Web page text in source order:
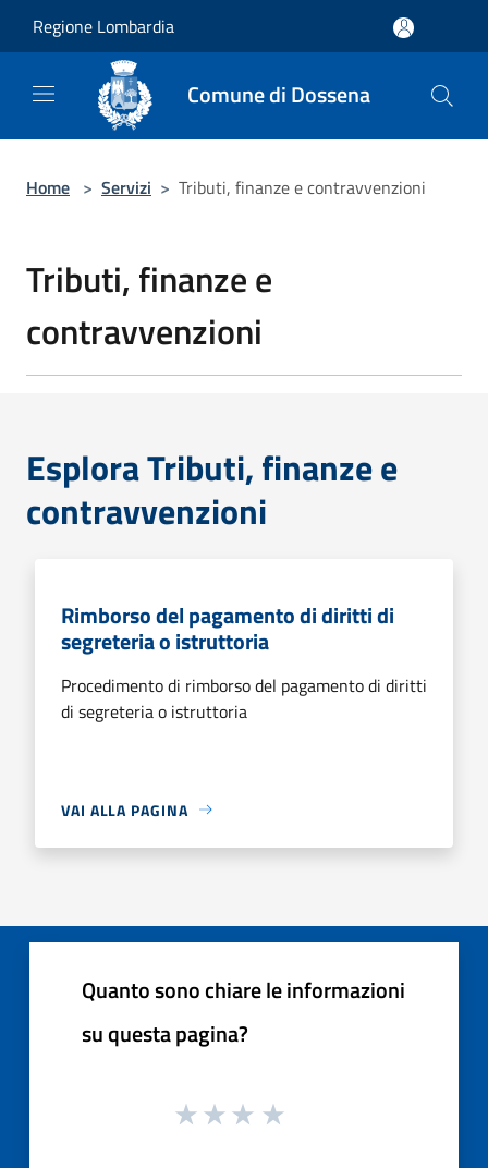
Regione Lombardia
Comune di Dossena
Home > Servizi > Tributi, finanze e contravvenzioni
Tributi, finanze e
contravvenzioni
Esplora Tributi, finanze e
contravvenzioni
Rimborso del pagamento di diritti di
segreteria o istruttoria
Procedimento di rimborso del pagamento di diritti
di segreteria o istruttoria
VAI ALLA PAGINA
Quanto sono chiare le informazioni
su questa pagina?